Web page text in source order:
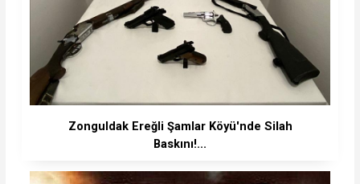
Zonguldak Ereğli Şamlar Köyü'nde Silah
Baskını!...